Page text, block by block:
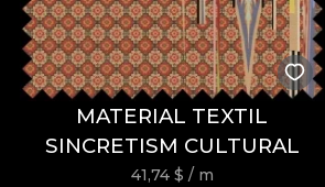
MATERIAL TEXTIL
SINCRETISM CULTURAL
41,74 $ / m